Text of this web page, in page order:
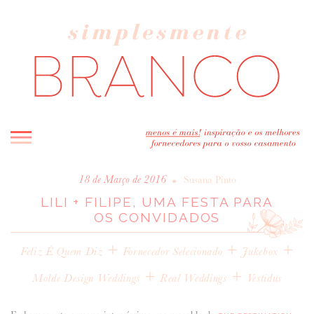
INICIO
BLOG
MELHOR INSPIRAÇÃO
CASAVA-ME AQUI!
18 de Março de 2016 • Susana Pinto
LILI + FILIPE, UMA FESTA PARA
OS CONVIDADOS
Feliz É Quem Diz + Fornecedor Selecionado + Jukebox +
Molde Design Weddings + Real Weddings + Vestidus